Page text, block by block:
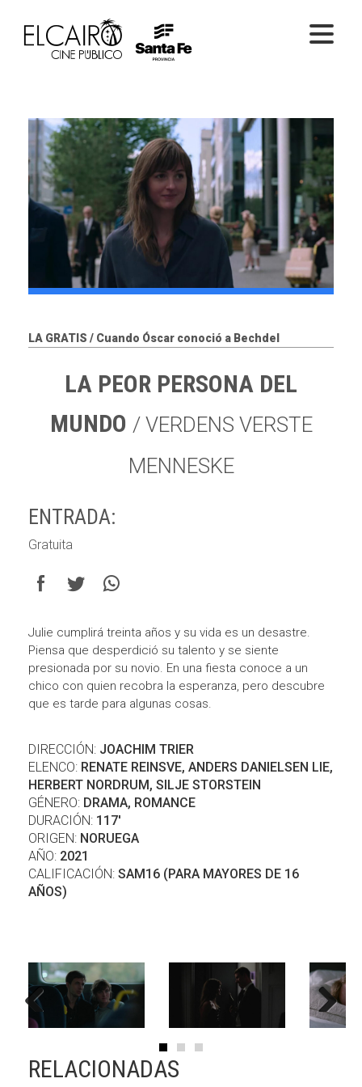
PELÍCULAS EN SALA
CICLOS
EL CINE
LA GRATIS / Cuando Óscar conoció a Bechdel
LA PEOR PERSONA DEL
MUNDO / VERDENS VERSTE
MENNESKE
ENTRADA:
Gratuita
Julie cumplirá treinta años y su vida es un desastre.
Piensa que desperdició su talento y se siente
presionada por su novio. En una fiesta conoce a un
chico con quien recobra la esperanza, pero descubre
que es tarde para algunas cosas.
DIRECCIÓN: JOACHIM TRIER
ELENCO: RENATE REINSVE, ANDERS DANIELSEN LIE,
HERBERT NORDRUM, SILJE STORSTEIN
GÉNERO: DRAMA, ROMANCE
DURACIÓN: 117'
ORIGEN: NORUEGA
AÑO: 2021
CALIFICACIÓN: SAM16 (PARA MAYORES DE 16
AÑOS)
RELACIONADAS